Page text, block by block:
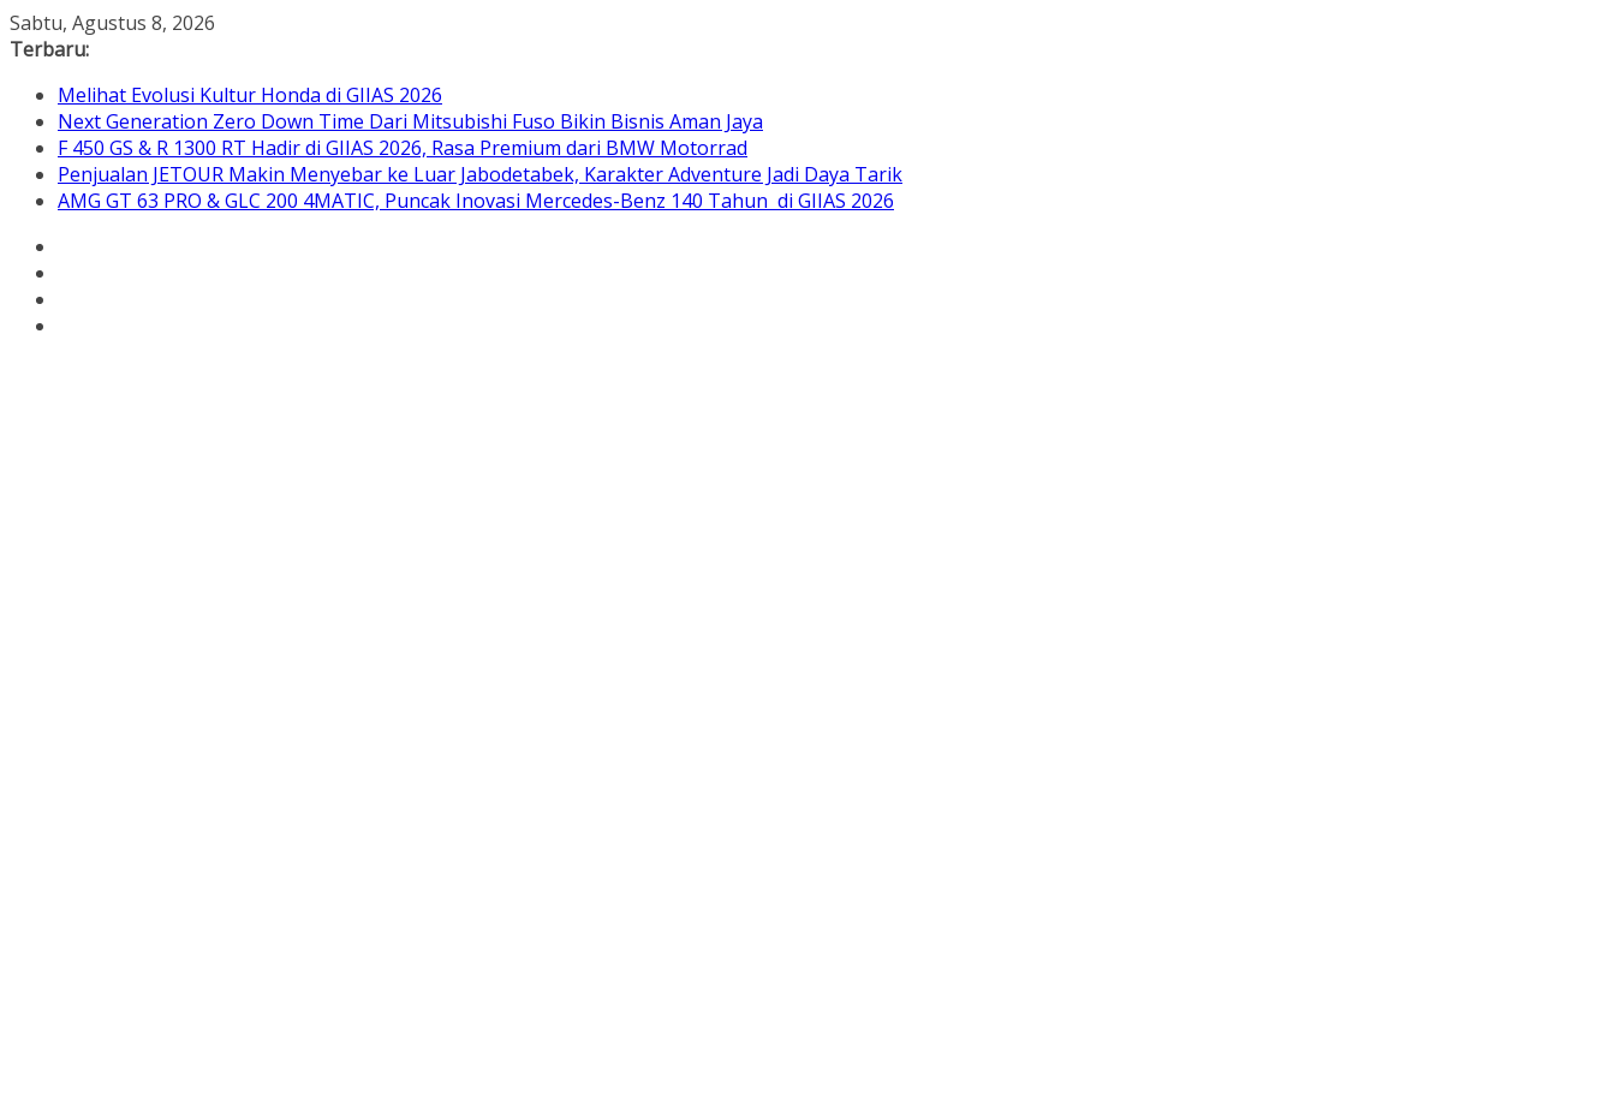
Skip
to
Sabtu, Agustus 8, 2026
Terbaru:
Melihat Evolusi Kultur Honda di GIIAS 2026
Next Generation Zero Down Time Dari Mitsubishi Fuso Bikin Bisnis Aman Jaya
F 450 GS & R 1300 RT Hadir di GIIAS 2026, Rasa Premium dari BMW Motorrad
Penjualan JETOUR Makin Menyebar ke Luar Jabodetabek, Karakter Adventure Jadi Daya Tarik
AMG GT 63 PRO & GLC 200 4MATIC, Puncak Inovasi Mercedes-Benz 140 Tahun di GIIAS 2026